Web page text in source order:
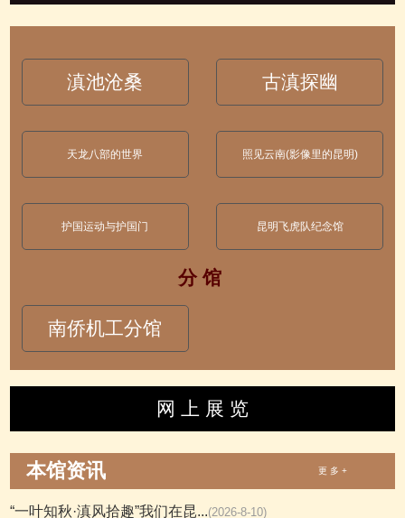
滇池沧桑 古滇探幽
天龙八部的世界 照见云南(影像里的昆明)
护国运动与护国门 昆明飞虎队纪念馆
分 馆
南侨机工分馆
网 上 展 览
本馆资讯 更 多 +
“一叶知秋·滇风拾趣”我们在昆...(2026-8-10)